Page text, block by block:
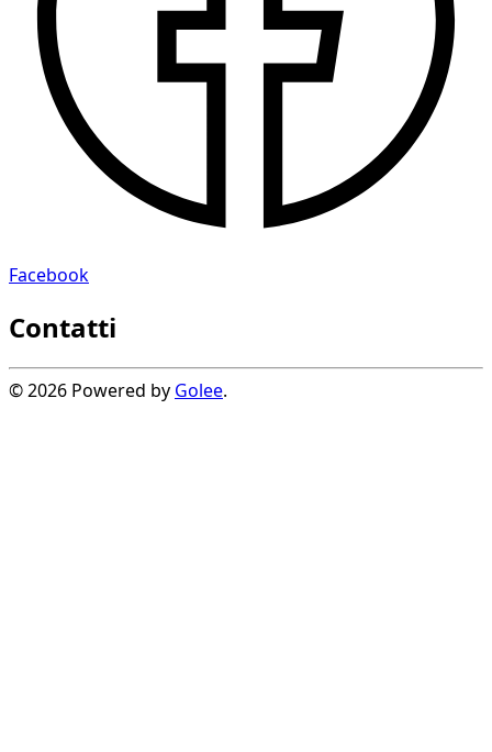
Facebook
Contatti
© 2026 Powered by Golee.